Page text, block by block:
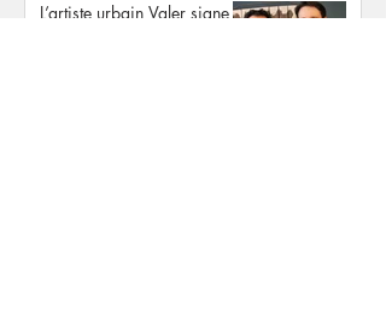
L’artiste urbain Valer signe